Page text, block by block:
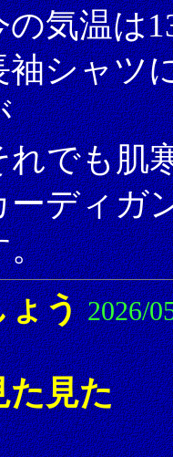
の気温は
袖シャツ
れでも肌
ーディガ
。
ょう 2026/
た見た